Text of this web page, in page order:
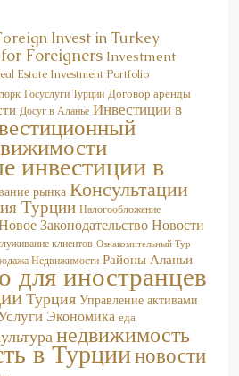
Foreigners Investment
Estate Investment Portfolio
Госуслуги Турции Договор аренды
Досуг в Аланье Инвестиции в
инвестиции в
рынка Консультации
Турции Налогообложение
ЗаконодательствоНовости
клиентов Ознакомительный Тур
Недвижимости Районы Аланьи
для иностранцев
Турция Управление активами
Экономика еда
недвижимость
в Турцииновости